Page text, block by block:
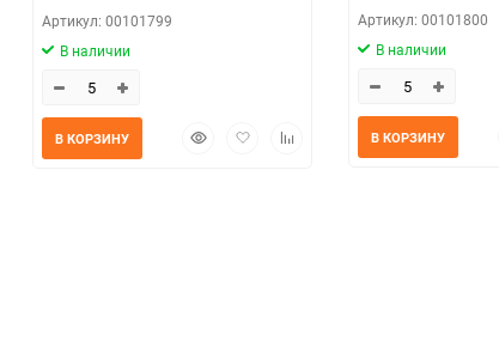
Артикул: 00101799
В наличии
БыстрыйДобавитьДобавить
В КОРЗИНУ
Артикул: 00101800
В наличии
В КОРЗИНУ